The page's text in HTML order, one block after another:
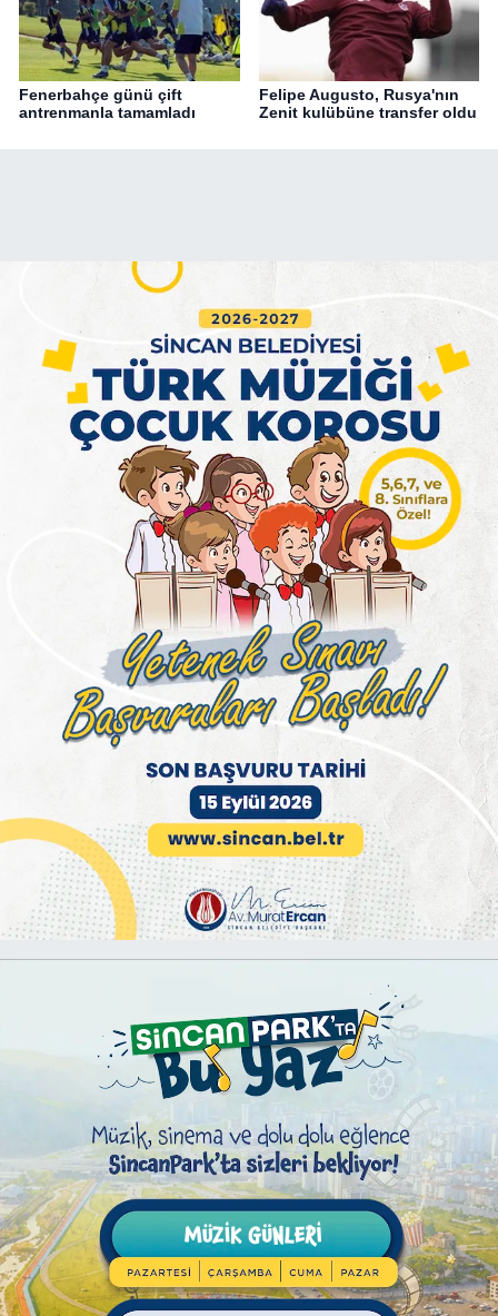
Fenerbahçe günü çift
antrenmanla tamamladı
Felipe Augusto, Rusya'nın
Zenit kulübüne transfer oldu